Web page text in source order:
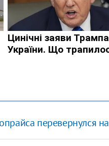
перевернулся